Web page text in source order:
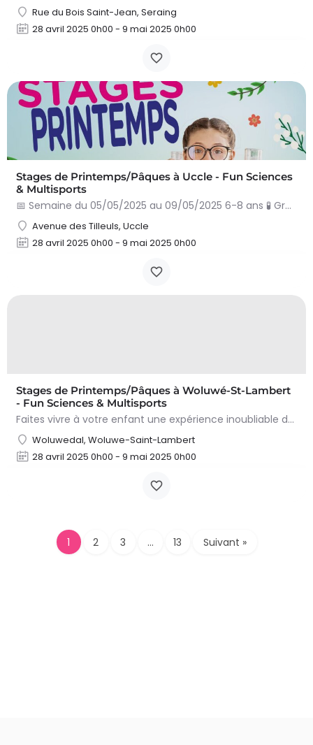
Rue du Bois Saint-Jean, Seraing
28 avril 2025 0h00 - 9 mai 2025 0h00
Stages de Printemps/Pâques à Uccle - Fun Sciences
& Multisports
📅 Semaine du 05/05/2025 au 09/05/2025 6-8 ans 🧪 Graines de génie (mi-temps) +Mix Games (mi-temps) +Gym…
Avenue des Tilleuls, Uccle
28 avril 2025 0h00 - 9 mai 2025 0h00
Stages de Printemps/Pâques à Woluwé-St-Lambert
- Fun Sciences & Multisports
Faites vivre à votre enfant une expérience inoubliable durant les vacances de Printemps (Pâques) en…
Woluwedal, Woluwe-Saint-Lambert
28 avril 2025 0h00 - 9 mai 2025 0h00
1 2 3 … 13 Suivant »